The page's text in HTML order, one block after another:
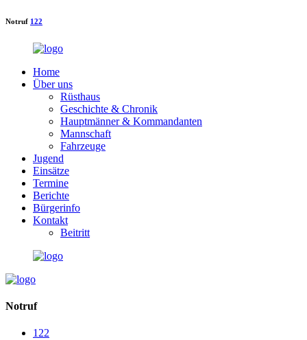
Notruf 122
Home
Über uns
Rüsthaus
Geschichte & Chronik
Hauptmänner & Kommandanten
Mannschaft
Fahrzeuge
Jugend
Einsätze
Termine
Berichte
Bürgerinfo
Kontakt
Beitritt
Notruf
122